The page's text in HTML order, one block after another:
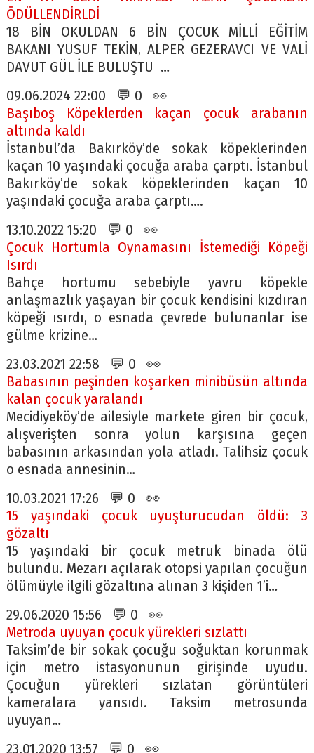
ÖDÜLLENDİRLDİ
18 BİN OKULDAN 6 BİN ÇOCUK MİLLİ EĞİTİM
BAKANI YUSUF TEKİN, ALPER GEZERAVCI VE VALİ
DAVUT GÜL İLE BULUŞTU …
09.06.2024 22:00 💬 0 👀
Başıboş Köpeklerden kaçan çocuk arabanın
altında kaldı
İstanbul’da Bakırköy’de sokak köpeklerinden
kaçan 10 yaşındaki çocuğa araba çarptı. İstanbul
Bakırköy’de sokak köpeklerinden kaçan 10
yaşındaki çocuğa araba çarptı….
13.10.2022 15:20 💬 0 👀
Çocuk Hortumla Oynamasını İstemediği Köpeği
Isırdı
Bahçe hortumu sebebiyle yavru köpekle
anlaşmazlık yaşayan bir çocuk kendisini kızdıran
köpeği ısırdı, o esnada çevrede bulunanlar ise
gülme krizine…
23.03.2021 22:58 💬 0 👀
Babasının peşinden koşarken minibüsün altında
kalan çocuk yaralandı
Mecidiyeköy’de ailesiyle markete giren bir çocuk,
alışverişten sonra yolun karşısına geçen
babasının arkasından yola atladı. Talihsiz çocuk
o esnada annesinin…
10.03.2021 17:26 💬 0 👀
15 yaşındaki çocuk uyuşturucudan öldü: 3
gözaltı
15 yaşındaki bir çocuk metruk binada ölü
bulundu. Mezarı açılarak otopsi yapılan çocuğun
ölümüyle ilgili gözaltına alınan 3 kişiden 1’i…
29.06.2020 15:56 💬 0 👀
Metroda uyuyan çocuk yürekleri sızlattı
Taksim’de bir sokak çocuğu soğuktan korunmak
için metro istasyonunun girişinde uyudu.
Çocuğun yürekleri sızlatan görüntüleri
kameralara yansıdı. Taksim metrosunda
uyuyan…
23.01.2020 13:57 💬 0 👀